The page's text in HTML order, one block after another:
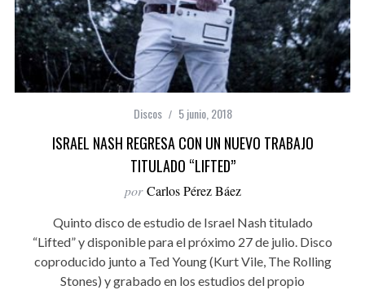
Discos 5 junio, 2018
ISRAEL NASH REGRESA CON UN NUEVO TRABAJO
TITULADO “LIFTED”
por Carlos Pérez Báez
Quinto disco de estudio de Israel Nash titulado
“Lifted” y disponible para el próximo 27 de julio. Disco
coproducido junto a Ted Young (Kurt Vile, The Rolling
Stones) y grabado en los estudios del propio